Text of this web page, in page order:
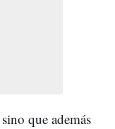
que además